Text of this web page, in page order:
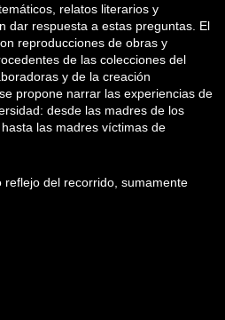
relatos literarios y
dar respuesta a estas preguntas. El
reproducciones de obras y
de las colecciones del
y de la creación
propone narrar las experiencias de
desde las madres de los
las madres víctimas de
reflejo del recorrido, sumamente